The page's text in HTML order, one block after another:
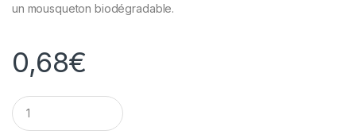
un mousqueton biodégradable.
0,68€
Q
u
a